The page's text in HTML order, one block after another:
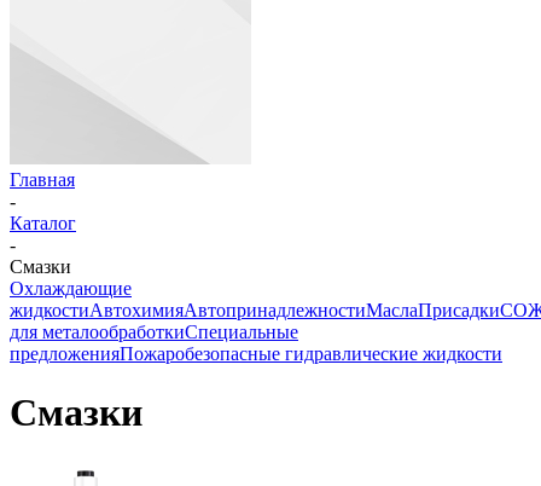
Главная
-
Каталог
-
Смазки
Охлаждающие
жидкостиАвтохимияАвтопринадлежностиМаслаПрисадки
для металообработкиСпециальные
предложенияПожаробезопасные гидравлические жидкости
Смазки